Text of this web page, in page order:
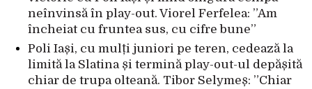
neînvinsă în play-out. Viorel Ferfelea: ”Am
încheiat cu fruntea sus, cu cifre bune”
Poli Iași, cu mulți juniori pe teren, cedează la
limită la Slatina și termină play-out-ul depășită
chiar de trupa olteană. Tibor Selymeș: ”Chiar